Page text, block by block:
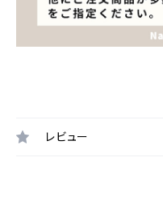
レビュー